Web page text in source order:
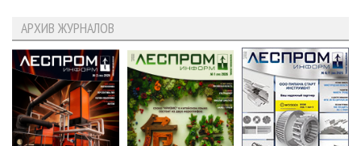
АРХИВ ЖУРНАЛОВ